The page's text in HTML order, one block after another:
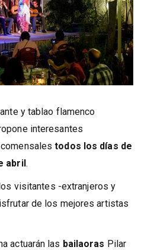
y tablao flamenco
interesantes
comensalestodos los días de
abril.
visitantes -extranjeros y
de los mejores artistas
actuarán las bailaoras Pilar